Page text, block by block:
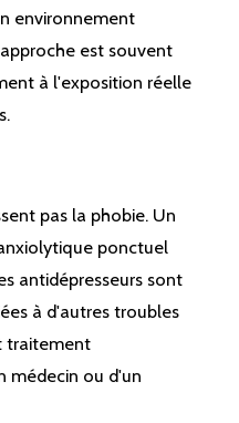
environnement
est souvent
à l'exposition réelle
pas la phobie. Un
ponctuel
antidépresseurs sont
à d'autres troubles
traitement
médecin ou d'un